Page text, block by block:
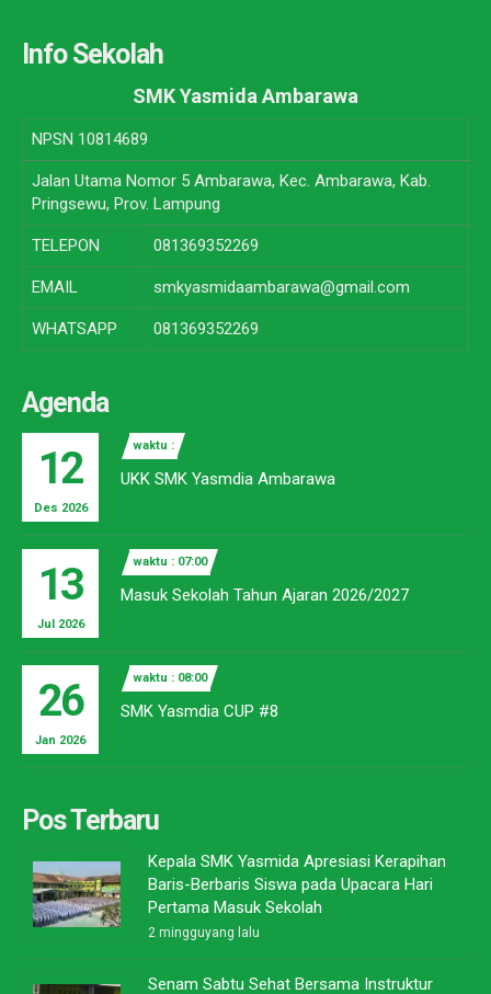
Info Sekolah
SMK Yasmida Ambarawa
NPSN 10814689
Jalan Utama Nomor 5 Ambarawa, Kec. Ambarawa, Kab.
Pringsewu, Prov. Lampung
TELEPON 081369352269
EMAIL smkyasmidaambarawa@gmail.com
WHATSAPP 081369352269
Agenda
12
Des 2026
waktu :
UKK SMK Yasmdia Ambarawa
13
Jul 2026
waktu : 07:00
Masuk Sekolah Tahun Ajaran 2026/2027
26
Jan 2026
waktu : 08:00
SMK Yasmdia CUP #8
Pos Terbaru
Kepala SMK Yasmida Apresiasi Kerapihan
Baris-Berbaris Siswa pada Upacara Hari
Pertama Masuk Sekolah
2 mingguyang lalu
Senam Sabtu Sehat Bersama Instruktur